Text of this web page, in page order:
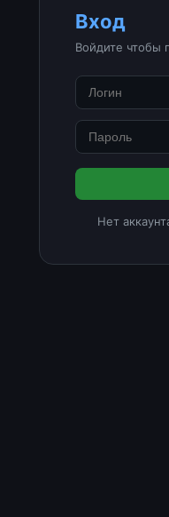
Вход
Войдите чтобы
Нет